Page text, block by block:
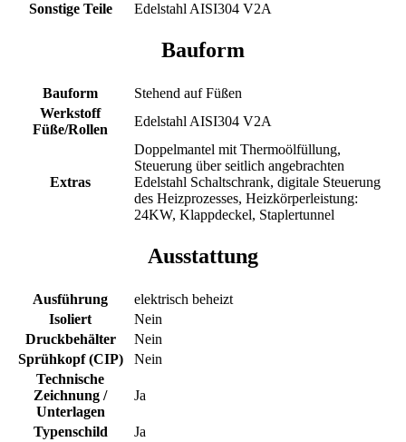
Sonstige Teile
Edelstahl AISI304 V2A
Bauform
Bauform
Stehend auf Füßen
Werkstoff
Füße/Rollen
Edelstahl AISI304 V2A
Extras
Doppelmantel mit Thermoölfüllung,
Steuerung über seitlich angebrachten
Edelstahl Schaltschrank, digitale Steuerung
des Heizprozesses, Heizkörperleistung:
24KW, Klappdeckel, Staplertunnel
Ausstattung
Ausführung
elektrisch beheizt
Isoliert
Nein
Druckbehälter
Nein
Sprühkopf (CIP)
Nein
Technische
Zeichnung /
Unterlagen
Ja
Typenschild
Ja